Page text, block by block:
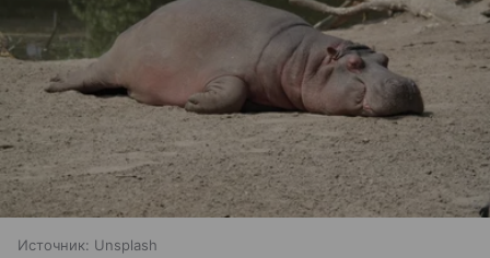
Источник: Unsplash